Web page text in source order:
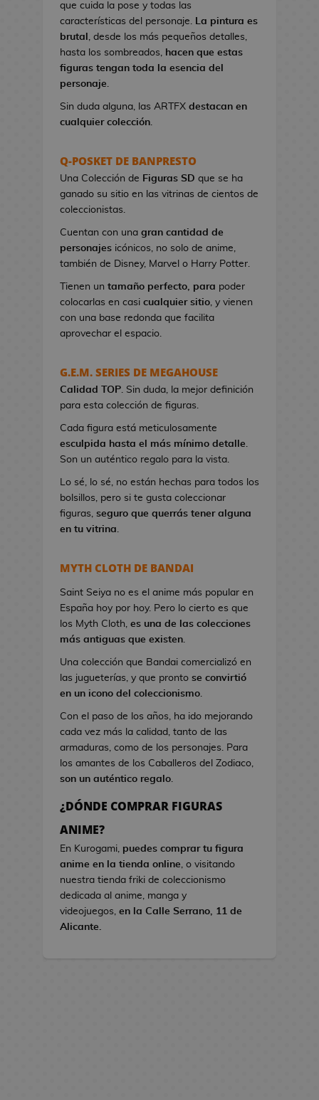
g
o
e
c
s
d
e
V
o
e
g
o
n
d
o
s
d
e
V
j
u
e
g
o
l
que cuida la pose y todas las
características del personaje. La pintura es
brutal , desde los más pequeños detalles,
hasta los sombreados, hacen que estas
figuras tengan toda la esencia del
personaje.
Sin duda alguna, las ARTFX destacan en
cualquier colección.
Q-POSKET DE BANPRESTO
Una Colección de Figuras SD que se ha
ganado su sitio en las vitrinas de cientos de
coleccionistas.
Cuentan con una gran cantidad de
personajes icónicos, no solo de anime,
también de Disney, Marvel o Harry Potter.
Tienen un tamaño perfecto, para poder
colocarlas en casi cualquier sitio, y vienen
con una base redonda que facilita
aprovechar el espacio.
G.E.M. SERIES DE MEGAHOUSE
Calidad TOP. Sin duda, la mejor definición
para esta colección de figuras.
Cada figura está meticulosamente
esculpida hasta el más mínimo detalle.
Son un auténtico regalo para la vista.
Lo sé, lo sé, no están hechas para todos los
bolsillos, pero si te gusta coleccionar
figuras, seguro que querrás tener alguna
en tu vitrina.
MYTH CLOTH DE BANDAI
Saint Seiya no es el anime más popular en
España hoy por hoy. Pero lo cierto es que
los Myth Cloth, es una de las colecciones
más antiguas que existen.
Una colección que Bandai comercializó en
las jugueterías, y que pronto se convirtió
en un icono del coleccionismo.
Con el paso de los años, ha ido mejorando
cada vez más la calidad, tanto de las
armaduras, como de los personajes. Para
los amantes de los Caballeros del Zodiaco,
son un auténtico regalo.
¿DÓNDE COMPRAR FIGURAS
ANIME?
En Kurogami, puedes comprar tu figura
anime en la tienda online, o visitando
nuestra tienda friki de coleccionismo
dedicada al anime, manga y
videojuegos, en la Calle Serrano, 11 de
Alicante.